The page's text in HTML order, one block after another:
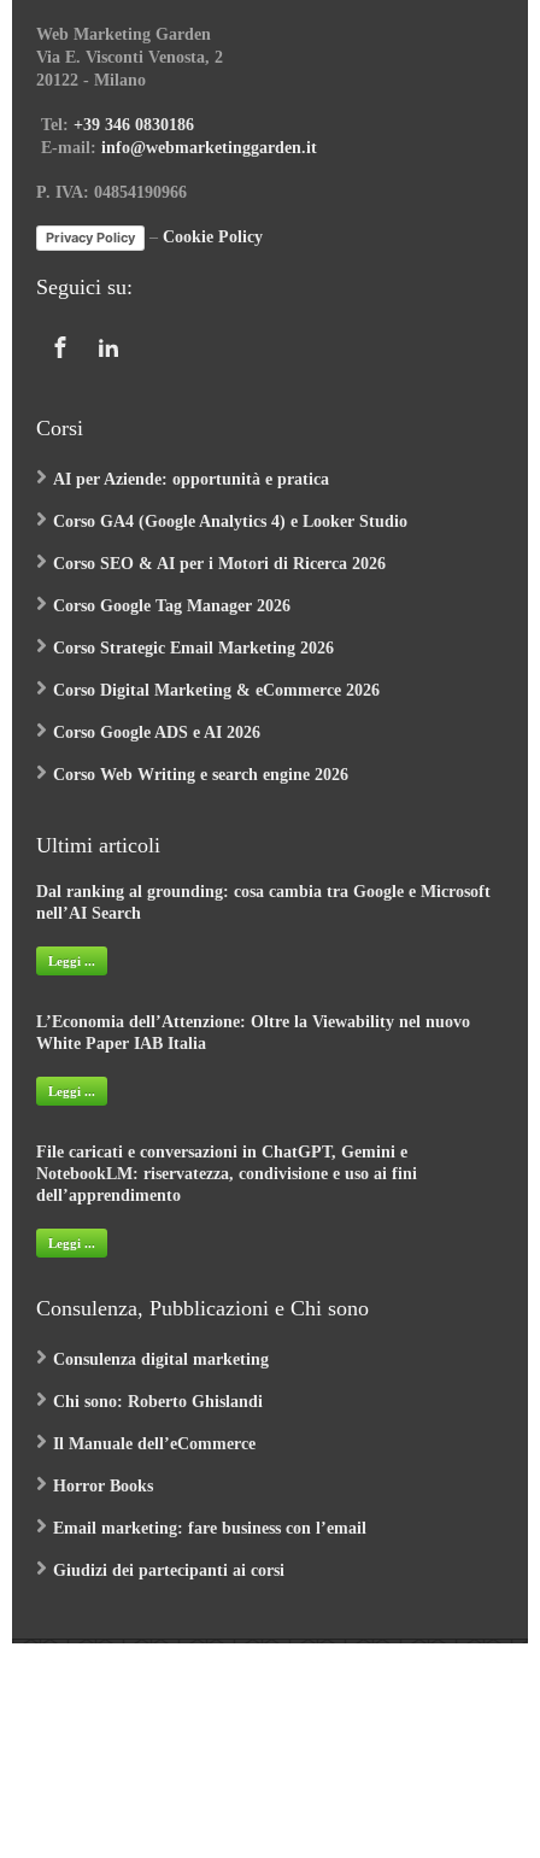
Web Marketing Garden
Via E. Visconti Venosta, 2
20122 - Milano
Tel: +39 346 0830186
E-mail: info@webmarketinggarden.it
P. IVA: 04854190966
Privacy Policy – Cookie Policy
Seguici su:
Corsi
AI per Aziende: opportunità e pratica
Corso GA4 (Google Analytics 4) e Looker Studio
Corso SEO & AI per i Motori di Ricerca 2026
Corso Google Tag Manager 2026
Corso Strategic Email Marketing 2026
Corso Digital Marketing & eCommerce 2026
Corso Google ADS e AI 2026
Corso Web Writing e search engine 2026
Ultimi articoli
Dal ranking al grounding: cosa cambia tra Google e Microsoft
nell’AI Search
Leggi ...
L’Economia dell’Attenzione: Oltre la Viewability nel nuovo
White Paper IAB Italia
Leggi ...
File caricati e conversazioni in ChatGPT, Gemini e
NotebookLM: riservatezza, condivisione e uso ai fini
dell’apprendimento
Leggi ...
Consulenza, Pubblicazioni e Chi sono
Consulenza digital marketing
Chi sono: Roberto Ghislandi
Il Manuale dell’eCommerce
Horror Books
Email marketing: fare business con l’email
Giudizi dei partecipanti ai corsi